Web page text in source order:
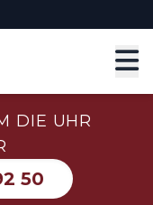
DIE UHR
50